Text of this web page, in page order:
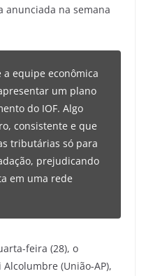
anunciada na semana
a equipe econômica
um plano
do IOF. Algo
consistente e que
tributárias só para
prejudicando
em uma rede
feira (28), o
(União-AP),